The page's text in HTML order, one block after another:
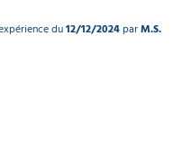
du12/12/2024parM.S.